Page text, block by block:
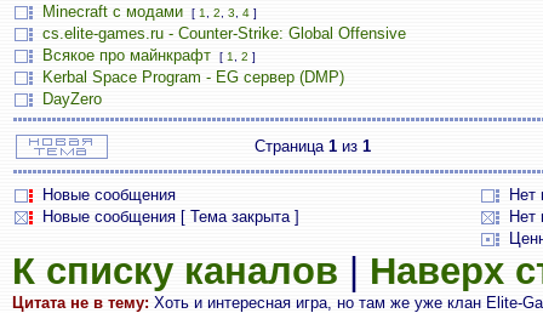
Minecraft с модами [ 1 2 3 4 ]
cs.elite-games.ru - Counter-Strike: Global Offensive
Всякое про майнкрафт
[ 1 2 ]
Kerbal Space Program - EG сервер (DMP)
DayZero
Страница 1 из 1
Новые сообщения
Нет
Новые сообщения [ Тема закрыта ]
Нет
К списку каналов Наверх
Цитата не в тему: Хоть и интересная игра, но там же уже клан Elite-